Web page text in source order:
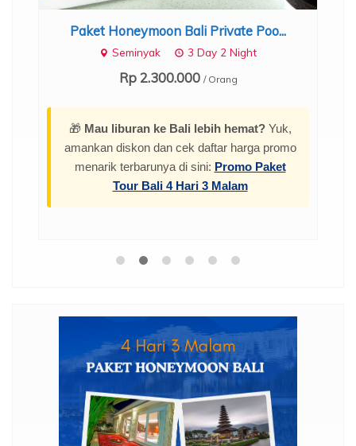
Paket Honeymoon Bali Private Poo...
Seminyak 3 Day 2 Night
Rp 2.300.000 / Orang
🎁 Mau liburan ke Bali lebih hemat?Yuk,
amankan diskon dan cek daftar harga promo
menarik terbarunya di sini: Promo Paket
Tour Bali 4 Hari 3 Malam